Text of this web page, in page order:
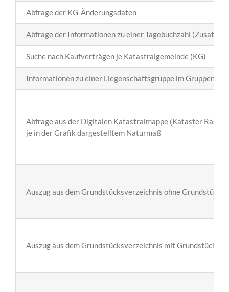
Abfrage der KG-Änderungsdaten
Abfrage der Informationen zu einer Tagebuchzahl
Suche nach Kaufverträgen je Katastralgemeinde (KG)
Informationen zu einer Liegenschaftsgruppe im
Abfrage aus der Digitalen Katastralmappe (Kataster
je in der Grafik dargestelltem Naturmaß
Auszug aus dem Grundstücksverzeichnis ohne
Auszug aus dem Grundstücksverzeichnis mit